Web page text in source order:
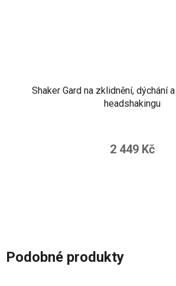
Shaker Gard na zklidnění, dýchání
headshakingu
2 449 Kč
Podobné produkty